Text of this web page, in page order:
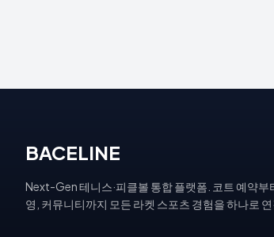
BACELINE
Next-Gen 테니스·피클볼 통합 플랫폼. 코트 예약부
영, 커뮤니티까지 모든 라켓 스포츠 경험을 하나로